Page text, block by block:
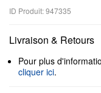
ID Produit: 947335
Livraison & Retours
Pour plus
cliquer ici.